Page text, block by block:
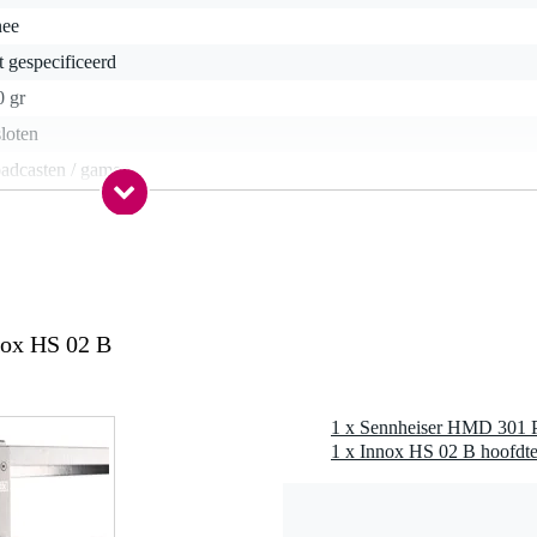
gespecificeerd
gr
/ gamen
van toepassing
- 26.9 kHz
HS 02 B
1 x Innox HS 02 B